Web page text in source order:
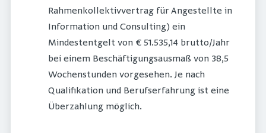
Rahmenkollektivvertrag für Angestellte in
Information und Consulting) ein
Mindestentgelt von € 51.535,14 brutto/Jahr
bei einem Beschäftigungsausmaß von 38,5
Wochenstunden vorgesehen. Je nach
Qualifikation und Berufserfahrung ist eine
Überzahlung möglich.